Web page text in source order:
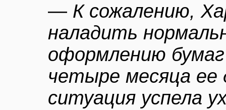
— К сожалению,
наладить
оформлению бумаг
четыре месяца ее
ситуация успела